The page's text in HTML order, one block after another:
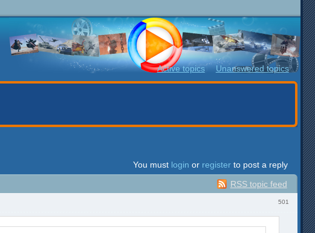
Active topics Unanswered topics
You must login or register to post a reply
RSS topic feed
501